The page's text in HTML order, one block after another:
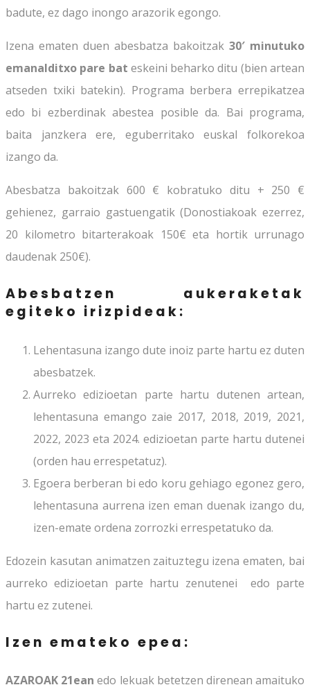
badute, ez dago inongo arazorik egongo.
Izena ematen duen abesbatza bakoitzak 30′ minutuko
emanalditxo pare bat eskeini beharko ditu (bien artean
atseden txiki batekin). Programa berbera errepikatzea
edo bi ezberdinak abestea posible da. Bai programa,
baita janzkera ere, eguberritako euskal folkorekoa
izango da.
Abesbatza bakoitzak 600 € kobratuko ditu + 250 €
gehienez, garraio gastuengatik (Donostiakoak ezerrez,
20 kilometro bitarterakoak 150€ eta hortik urrunago
daudenak 250€).
Abesbatzen aukeraketak
egiteko irizpideak:
Lehentasuna izango dute inoiz parte hartu ez duten
abesbatzek.
Aurreko edizioetan parte hartu dutenen artean,
lehentasuna emango zaie 2017, 2018, 2019, 2021,
2022, 2023 eta 2024. edizioetan parte hartu dutenei
(orden hau errespetatuz).
Egoera berberan bi edo koru gehiago egonez gero,
lehentasuna aurrena izen eman duenak izango du,
izen-emate ordena zorrozki errespetatuko da.
Edozein kasutan animatzen zaituztegu izena ematen, bai
aurreko edizioetan parte hartu zenutenei edo parte
hartu ez zutenei.
Izen emateko epea:
AZAROAK 21ean edo lekuak betetzen direnean amaituko